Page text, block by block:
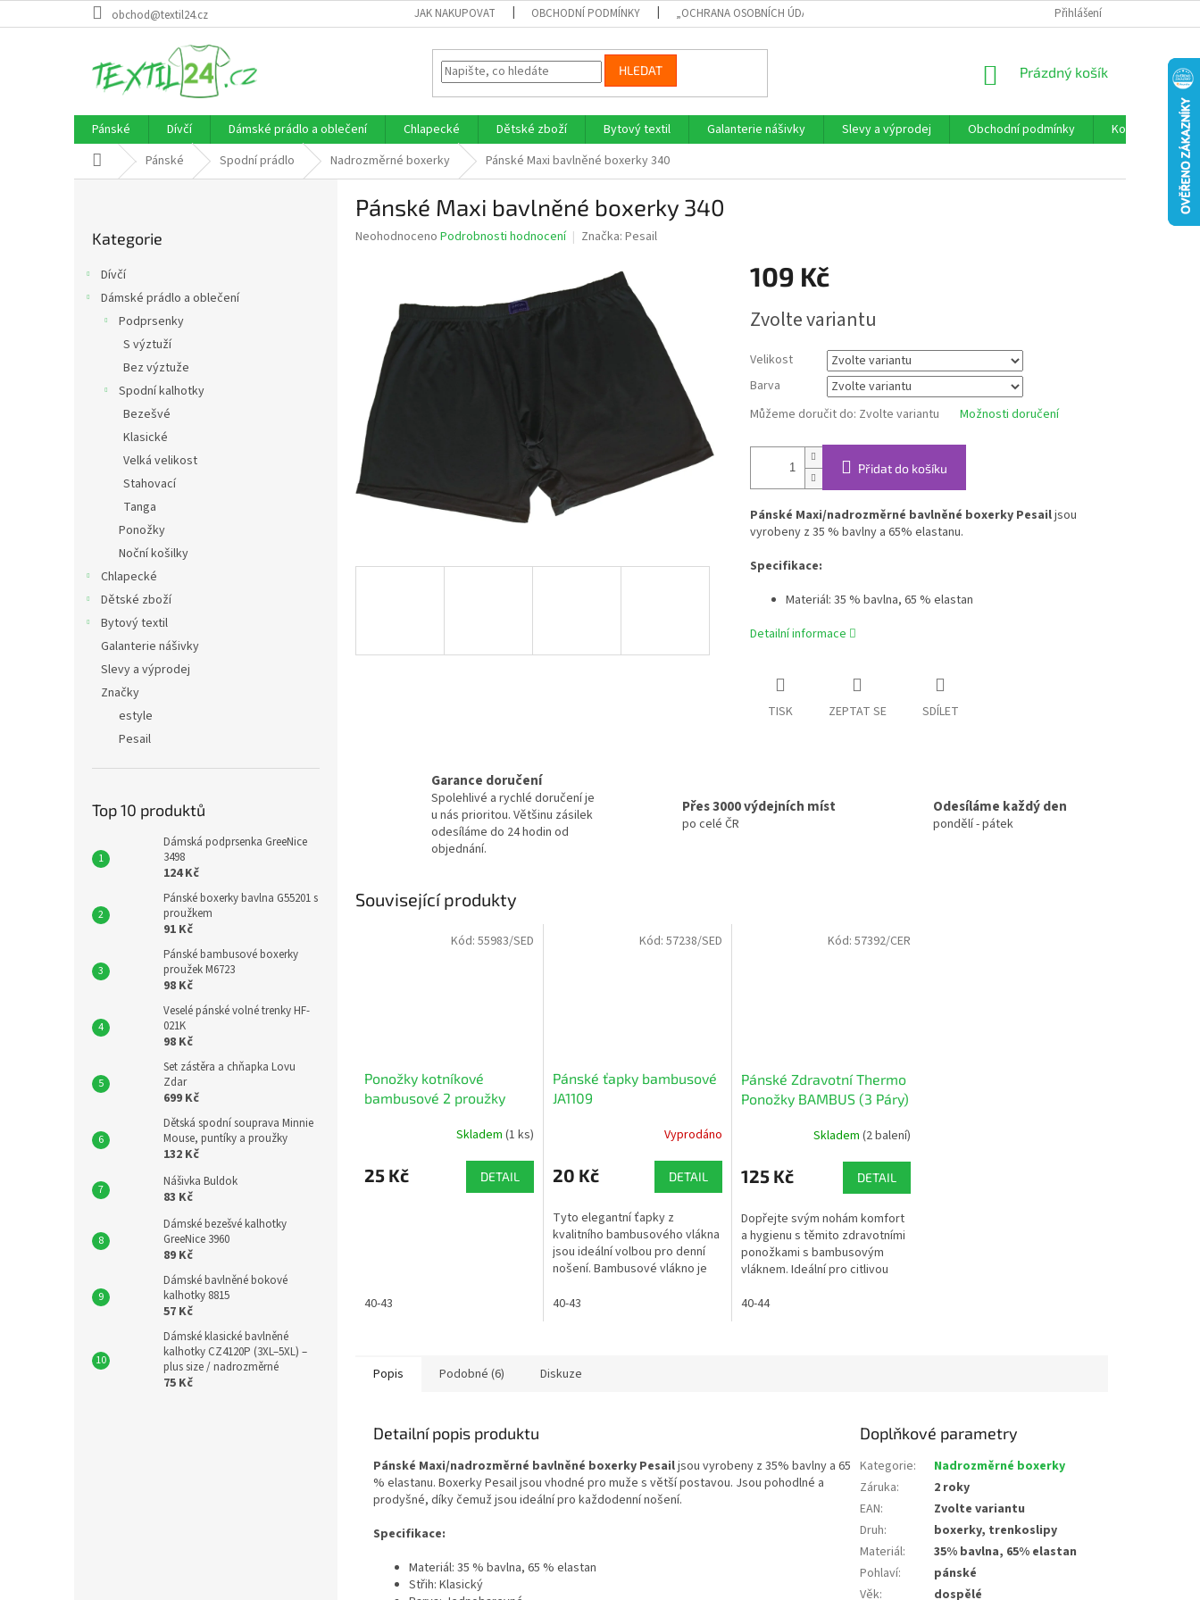
na
obchod@textil24.cz JAK NAKUPOVAT OBCHODNÍ PODMÍNKY „OCHRANA OSOBNÍCH ÚDAJŮ“ PRAVIDLA MARKETINGOVÉ
Přihlášení
HLEDAT
NÁKUPNÍ
Prázdný košík
Pánské Dívčí Dámské prádlo a oblečení Chlapecké Dětské zboží Bytový textil Galanterie nášivky Slevy a výprodej Obchodní podmínky Kontakty
Domů Pánské Spodní prádlo Nadrozměrné boxerky Pánské Maxi bavlněné boxerky 340
kategorie
Kategorie
Dívčí
Dámské prádlo a oblečení
Podprsenky
S výztuží
Bez výztuže
Spodní kalhotky
Bezešvé
Klasické
Velká velikost
Stahovací
Tanga
Ponožky
Noční košilky
Chlapecké
Dětské zboží
Bytový textil
Galanterie nášivky
Slevy a výprodej
Značky
estyle
Pesail
Top 10 produktů
Dámská podprsenka GreeNice
3498
124 Kč
Pánské boxerky bavlna G55201 s
proužkem
91 Kč
Pánské bambusové boxerky
proužek M6723
98 Kč
Veselé pánské volné trenky HF-
021K
98 Kč
Set zástěra a chňapka Lovu
Zdar
699 Kč
Dětská spodní souprava Minnie
Mouse, puntíky a proužky
132 Kč
Nášivka Buldok
83 Kč
Dámské bezešvé kalhotky
GreeNice 3960
89 Kč
Dámské bavlněné bokové
kalhotky 8815
57 Kč
Dámské klasické bavlněné
kalhotky CZ4120P (3XL–5XL) –
plus size / nadrozměrné
75 Kč
Pánské Maxi bavlněné boxerky 340
Průměrné
hvězdiček.
Neohodnoceno Podrobnosti hodnocení Značka: Pesail
109 Kč
cena:
Zvolte variantu
Velikost
Barva
Můžeme doručit do: Zvolte variantu Možnosti doručení
Přidat do košíku
Pánské Maxi/nadrozměrné bavlněné boxerky Pesailjsou
vyrobeny z 35 % bavlny a 65% elastanu.
Specifikace:
Materiál: 35 % bavlna, 65 % elastan
Detailní informace
TISK ZEPTAT SE SDÍLET
Garance doručení
Spolehlivé a rychlé doručení je
u nás prioritou. Většinu zásilek
odesíláme do 24 hodin od
objednání.
Přes 3000 výdejních míst
po celé ČR
Odesíláme každý den
pondělí - pátek
Související produkty
Ponožky kotníkové
bambusové 2 proužky
Skladem (1 ks)
25 Kč DETAIL
40-43
Kód: 55983/SED
Pánské ťapky bambusové
JA1109
Vyprodáno
20 Kč DETAIL
Tyto elegantní ťapky z
kvalitního bambusového vlákna
jsou ideální volbou pro denní
nošení. Bambusové vlákno je
antibakteriální, takže vaše
40-43
Kód: 57238/SED
Pánské Zdravotní Thermo
Ponožky BAMBUS (3 Páry)
produktu
je
z
5
hvězdiček.
Skladem(2 balení)
125 Kč DETAIL
Dopřejte svým nohám komfort
a hygienu s těmito zdravotními
ponožkami s bambusovým
vláknem. Ideální pro citlivou
40-44
Kód:57392/CER
Popis Podobné (6) Diskuze
Detailní popis produktu
Pánské Maxi/nadrozměrné bavlněné boxerky Pesailjsou vyrobeny z 35% bavlny a 65
% elastanu. Boxerky Pesail jsou vhodné pro muže s větší postavou. Jsou pohodlné a
prodyšné, díky čemuž jsou ideální pro každodenní nošení.
Specifikace:
Materiál: 35 % bavlna, 65 % elastan
Střih: Klasický
Doplňkové parametry
Kategorie:
Nadrozměrné boxerky
Záruka:
2 roky
EAN:
Zvolte variantu
Druh:
boxerky, trenkoslipy
Materiál:
35% bavlna, 65% elastan
Pohlaví:
pánské
Věk: dospělé